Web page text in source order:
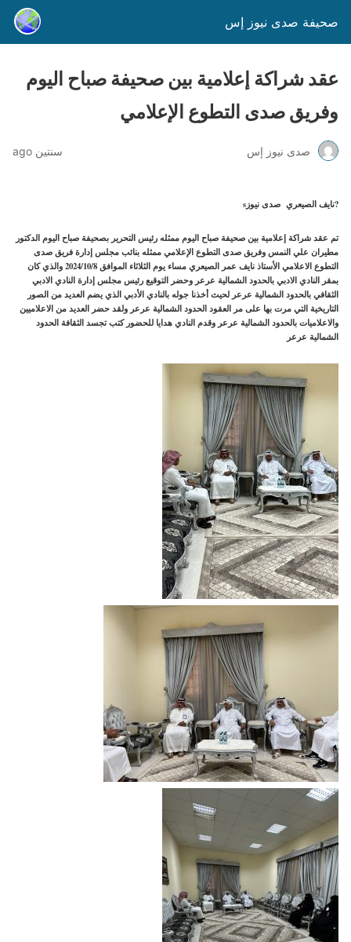
صحيفة صدى نيوز إس
عقد شراكة إعلامية بين صحيفة صباح اليوم
وفريق صدى التطوع الإعلامي
صدى نيوز إس سنتين ago
?️نايف الصيعري صدى نيوزs
تم عقد شراكة إعلامية بين صحيفة صباح اليوم ممثله رئيس التحرير بصحيفة صباح اليوم الدكتور
مطيران علي النمس وفريق صدى التطوع الإعلامي ممثله بنائب مجلس إدارة فريق صدى
التطوع الاعلامي الأستاذ نايف عمر الصيعري مساء يوم الثلاثاء الموافق 2024/10/8 والذي كان
بمقر النادي الادبي بالحدود الشمالية عرعر وحضر التوقيع رئيس مجلس إدارة النادي الادبي
الثقافي بالحدود الشمالية عرعر لحيث أخذنا جوله بالنادي الأدبي الذي يضم العديد من الصور
التاريخية التي مرت بها على مر العقود الحدود الشمالية عرعر ولقد حضر العديد من الاعلاميين
والاعلاميات بالحدود الشمالية عرعر وقدم النادي هدايا للحضور كتب تجسد الثقافة الحدود
الشمالية عرعر